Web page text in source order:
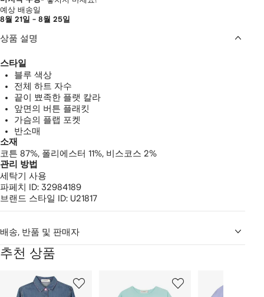
예상 배송일
8월 21일 - 8월 25일
상품 설명
스타일
블루 색상
전체 하트 자수
끝이 뾰족한 플랫 칼라
앞면의 버튼 플래킷
가슴의 플랩 포켓
반소매
소재
코튼 87%, 폴리에스터 11%, 비스코스 2%
관리 방법
세탁기 사용
파페치 ID: 32984189
브랜드 스타일 ID: U21817
배송, 반품 및 판매자
추천 상품